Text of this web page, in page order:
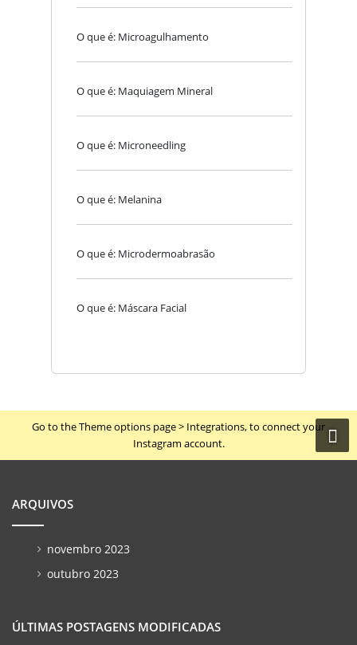
O que é: Microagulhamento
O que é: Maquiagem Mineral
O que é: Microneedling
O que é: Melanina
O que é: Microdermoabrasão
O que é: Máscara Facial
Go to the Theme options page > Integrations, to connect your
Instagram account.
ARQUIVOS
novembro 2023
outubro 2023
ÚLTIMAS POSTAGENS MODIFICADAS